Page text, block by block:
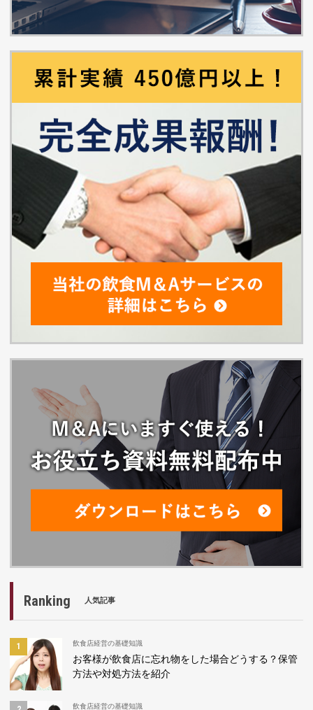
Ranking 人気記事
飲食店経営の基礎知識
お客様が飲食店に忘れ物をした場合どうする？保管
方法や対処方法を紹介
飲食店経営の基礎知識